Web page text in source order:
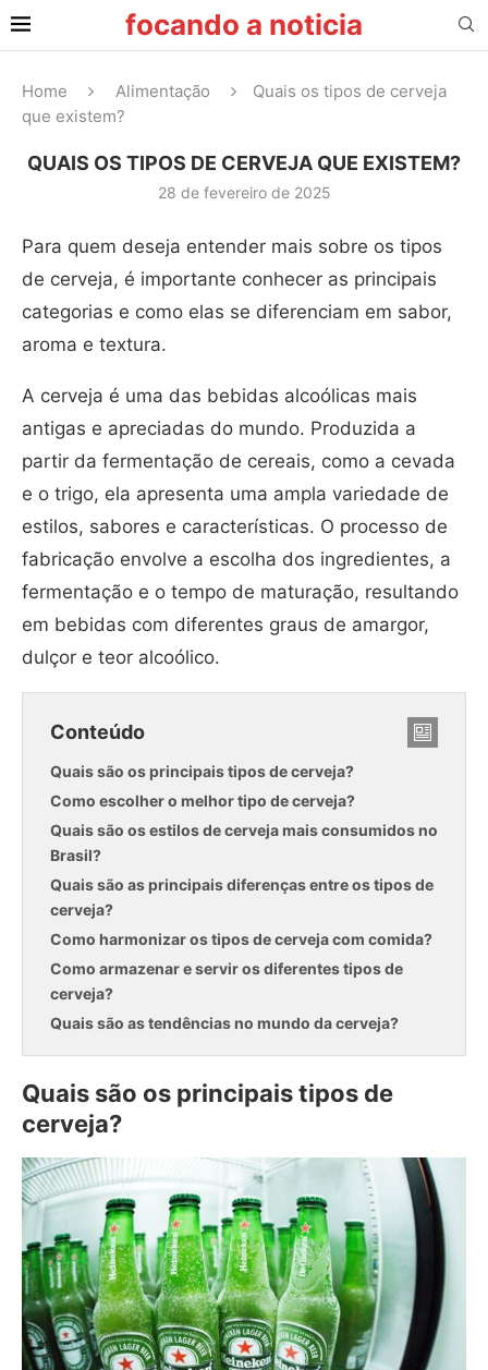
focando a noticia
Home Alimentação
Quais os tipos de cerveja
que existem?
QUAIS OS TIPOS DE CERVEJA QUE EXISTEM?
28 de fevereiro de 2025
Para quem deseja entender mais sobre os tipos
de cerveja, é importante conhecer as principais
categorias e como elas se diferenciam em sabor,
aroma e textura.
A cerveja é uma das bebidas alcoólicas mais
antigas e apreciadas do mundo. Produzida a
partir da fermentação de cereais, como a cevada
e o trigo, ela apresenta uma ampla variedade de
estilos, sabores e características. O processo de
fabricação envolve a escolha dos ingredientes, a
fermentação e o tempo de maturação, resultando
em bebidas com diferentes graus de amargor,
dulçor e teor alcoólico.
Conteúdo
Quais são os principais tipos de cerveja?
Como escolher o melhor tipo de cerveja?
Quais são os estilos de cerveja mais consumidos no
Brasil?
Quais são as principais diferenças entre os tipos de
cerveja?
Como harmonizar os tipos de cerveja com comida?
Como armazenar e servir os diferentes tipos de
cerveja?
Quais são as tendências no mundo da cerveja?
Quais são os principais tipos de
cerveja?